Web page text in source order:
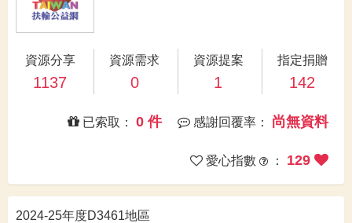
資源分享
1137
資源需求
0
資源提案
1
指定捐贈
142
感謝回覆率： 尚無資料
已索取： 0 件
愛心指數 ： 129
2024-25年度D3461地區